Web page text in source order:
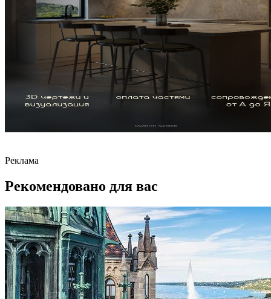
Реклама
Рекомендовано для вас